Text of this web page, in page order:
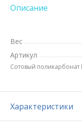
Описание
Вес
Артикул
Сотовый
Характеристики